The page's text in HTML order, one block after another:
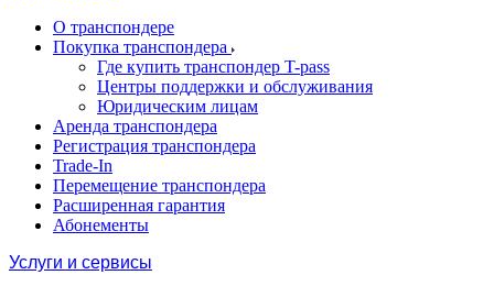
О транспондере
Покупка транспондера
Где купить транспондер T-pass
Центры поддержки и обслуживания
Юридическим лицам
Аренда транспондера
Регистрация транспондера
Trade-In
Перемещение транспондера
Расширенная гарантия
Абонементы
Услуги и сервисы